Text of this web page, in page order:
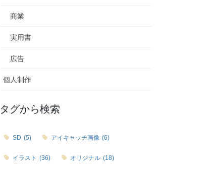
商業
実用書
広告
個人制作
タグから検索
SD (5) アイキャッチ画像 (6)
イラスト (36) オリジナル (18)